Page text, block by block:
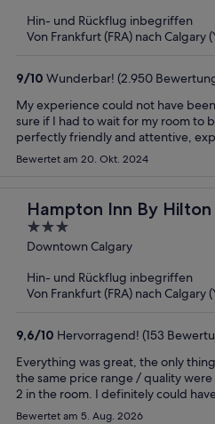
5
Hin- und Rückflug inbegriffen
Von Frankfurt (FRA) nach Calgary
9/10 Wunderbar! (2.950
My experience could not have
sure if I had to wait for my room to
perfectly friendly and attentive,
possible which came in very handy. The room was spotlessly clean and full of amenities. There
comfortable! My visit included a complimentary breakfast. The quality was really good and staff
was friendly, however the buffet
was still very good.
Bewertet am 20. Okt. 2024
Hampton Inn By
3
out
5
Downtown Calgary
Hin- und Rückflug inbegriffen
Von Frankfurt (FRA) nach Calgary
9,6/10 Hervorragend! (153
Everything was great, the only
the same price range / quality
2 in the room. I definitely could
have accommodated I just didn’t
Bewertet am 5. Aug. 2026